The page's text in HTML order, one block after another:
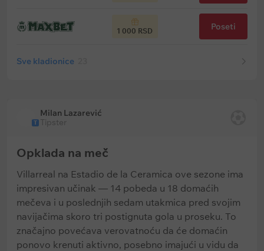
1 000 RSD Poseti
Sve kladionice
T
Milan Lazarević
Tipster
Opklada na meč
Villarreal na Estadio de la Ceramica ove sezone ima
impresivan učinak — 14 pobeda u 18 domaćih
mečeva i u poslednjih sedam utakmica pred svojim
navijačima skoro tri postignuta gola u proseku. To
značajno povećava verovatnoću da će domaćin
ponovo krenuti aktivno, posebno imajući u vidu da